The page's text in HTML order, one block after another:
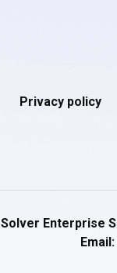
Privacy policy
Solver Enterprise
Email: